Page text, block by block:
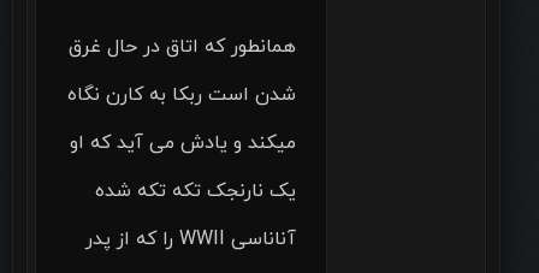
همانطور که اتاق در حال غرق
شدن است ربکا به کارن نگاه
میکند و یادش می آید که او
یک نارنجک تکه تکه شده
آناناسی WWII را که از پدر